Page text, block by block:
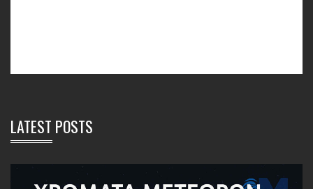
LATEST POSTS